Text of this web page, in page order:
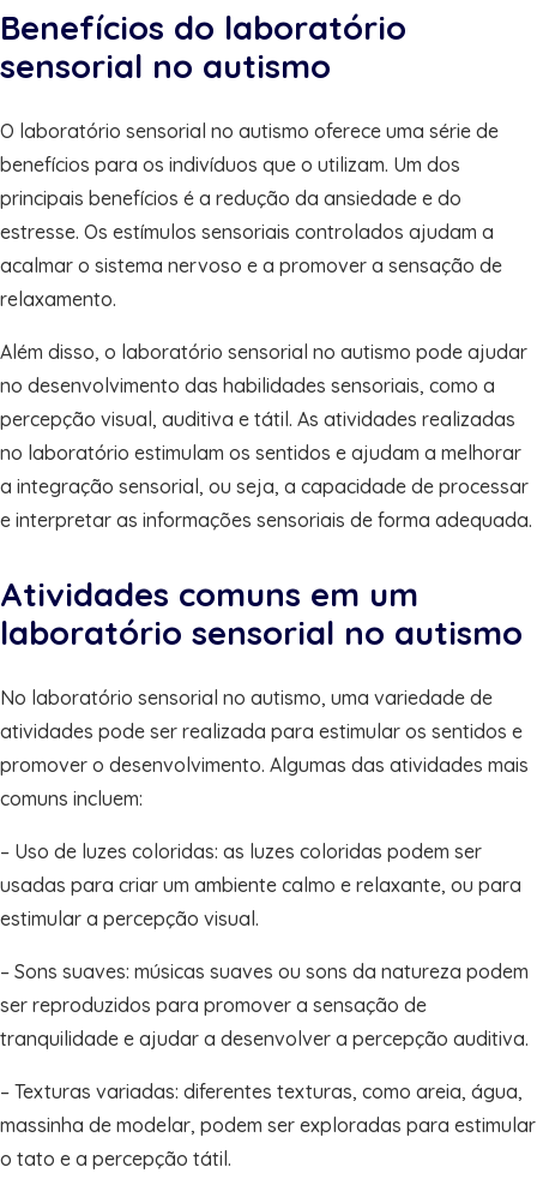
Benefícios do laboratório
sensorial no autismo
O laboratório sensorial no autismo oferece uma série de
benefícios para os indivíduos que o utilizam. Um dos
principais benefícios é a redução da ansiedade e do
estresse. Os estímulos sensoriais controlados ajudam a
acalmar o sistema nervoso e a promover a sensação de
relaxamento.
Além disso, o laboratório sensorial no autismo pode ajudar
no desenvolvimento das habilidades sensoriais, como a
percepção visual, auditiva e tátil. As atividades realizadas
no laboratório estimulam os sentidos e ajudam a melhorar
a integração sensorial, ou seja, a capacidade de processar
e interpretar as informações sensoriais de forma adequada.
Atividades comuns em um
laboratório sensorial no autismo
No laboratório sensorial no autismo, uma variedade de
atividades pode ser realizada para estimular os sentidos e
promover o desenvolvimento. Algumas das atividades mais
comuns incluem:
– Uso de luzes coloridas: as luzes coloridas podem ser
usadas para criar um ambiente calmo e relaxante, ou para
estimular a percepção visual.
– Sons suaves: músicas suaves ou sons da natureza podem
ser reproduzidos para promover a sensação de
tranquilidade e ajudar a desenvolver a percepção auditiva.
– Texturas variadas: diferentes texturas, como areia, água,
massinha de modelar, podem ser exploradas para estimular
o tato e a percepção tátil.